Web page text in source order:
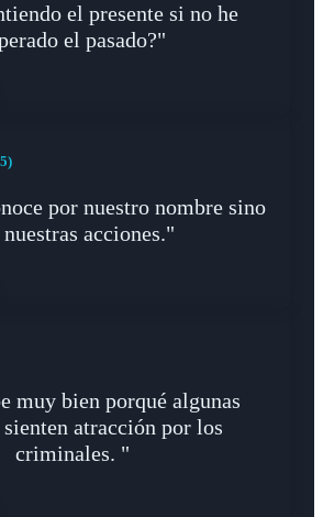
el presente si no he
el pasado?"
por nuestro nombre sino
acciones."
muy bien porqué algunas
sienten atracción por los
criminales. "